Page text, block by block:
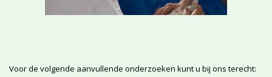
Voor de volgende aanvullende onderzoeken kunt u bij ons terecht: